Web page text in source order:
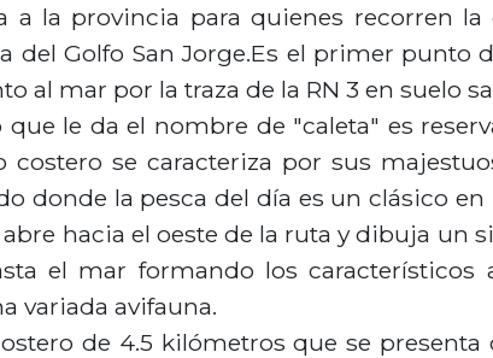
a la provincia para quienes recorren la
del Golfo San Jorge.Es el primer punto
al mar por la traza de la RN 3 en suelo
le da el nombre de "caleta" es
costero se caracteriza por sus
donde la pesca del día es un clásico
hacia el oeste de la ruta y dibuja un
el mar formando los característicos
variada avifauna.
de 4.5 kilómetros que se